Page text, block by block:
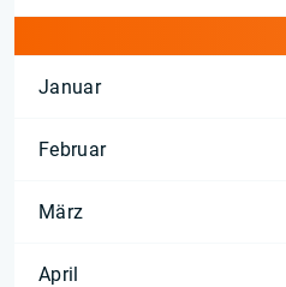
Januar
Februar
März
April